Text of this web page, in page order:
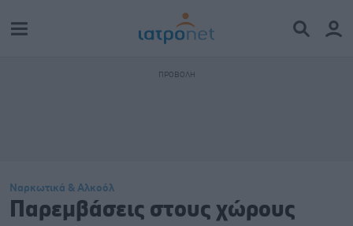
Ναρκωτικά & Αλκοόλ
Παρεμβάσεις στους χώρους